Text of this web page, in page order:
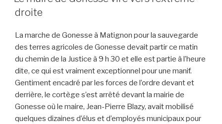
droite
La marche de Gonesse à Matignon pour la sauvegarde
des terres agricoles de Gonesse devait partir ce matin
du chemin de la Justice à 9 h 30 et elle est partie à l’heure
dite, ce qui est vraiment exceptionnel pour une manif.
Gentiment encadré par les forces de l’ordre devant et
derrière, le cortège s’est arrêté devant la mairie de
Gonesse où le maire, Jean-Pierre Blazy, avait mobilisé
quelques dizaines d’élus et d’employés municipaux pour